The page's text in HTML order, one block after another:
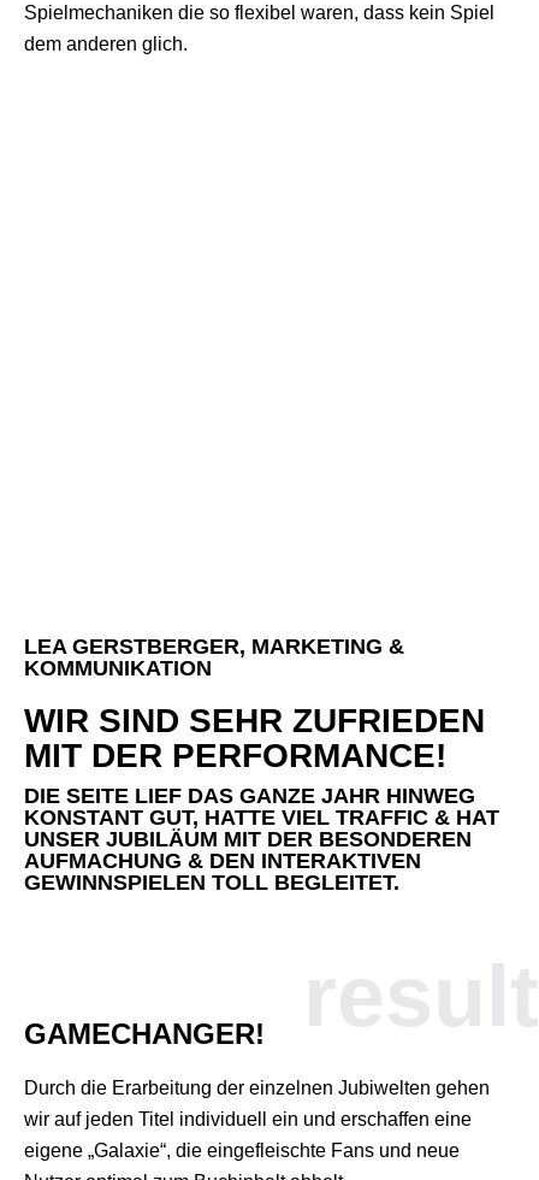
Spielmechaniken die so flexibel waren, dass kein Spiel
dem anderen glich.
LEA GERSTBERGER, MARKETING &
KOMMUNIKATION
WIR SIND SEHR ZUFRIEDEN
MIT DER PERFORMANCE!
DIE SEITE LIEF DAS GANZE JAHR HINWEG
KONSTANT GUT, HATTE VIEL TRAFFIC & HAT
UNSER JUBILÄUM MIT DER BESONDEREN
AUFMACHUNG & DEN INTERAKTIVEN
GEWINNSPIELEN TOLL BEGLEITET.
GAMECHANGER!
Durch die Erarbeitung der einzelnen Jubiwelten gehen
wir auf jeden Titel individuell ein und erschaffen eine
eigene „Galaxie“, die eingefleischte Fans und neue